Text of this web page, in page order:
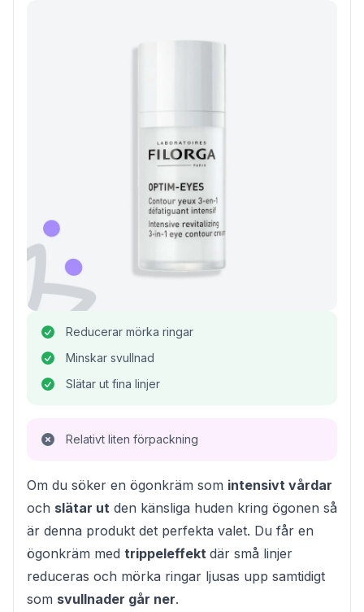
Reducerar mörka ringar
Minskar svullnad
Slätar ut fina linjer
Relativt liten förpackning
Om du söker en ögonkräm som intensivt vårdar
och slätar ut den känsliga huden kring ögonen så
är denna produkt det perfekta valet. Du får en
ögonkräm med trippeleffekt där små linjer
reduceras och mörka ringar ljusas upp samtidigt
som svullnader går ner.